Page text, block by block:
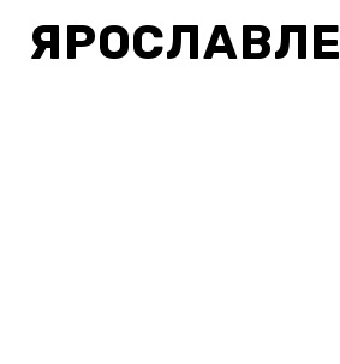
ЯРОСЛАВЛЕ